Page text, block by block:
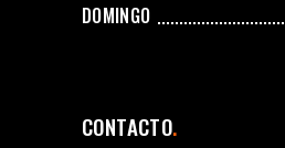
DOMINGO
CONTACTO